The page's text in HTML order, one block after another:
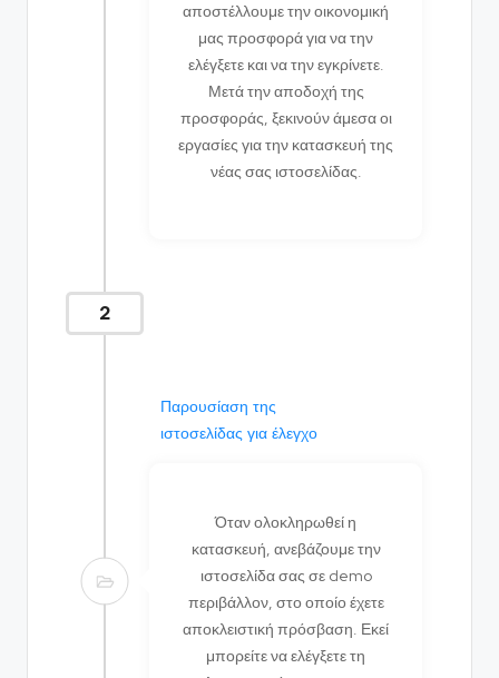
αποστέλλουμε την οικονομική
μας προσφορά για να την
ελέγξετε και να την εγκρίνετε.
Μετά την αποδοχή της
προσφοράς, ξεκινούν άμεσα οι
εργασίες για την κατασκευή της
νέας σας ιστοσελίδας.
2
Παρουσίαση της
ιστοσελίδας για έλεγχο
Όταν ολοκληρωθεί η
κατασκευή, ανεβάζουμε την
ιστοσελίδα σας σε demo
περιβάλλον, στο οποίο έχετε
αποκλειστική πρόσβαση. Εκεί
μπορείτε να ελέγξετε τη